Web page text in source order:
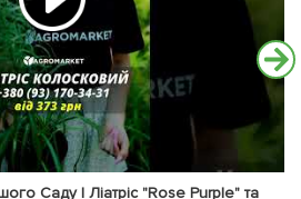
Саду | Ліатріс "Rose Purple" та